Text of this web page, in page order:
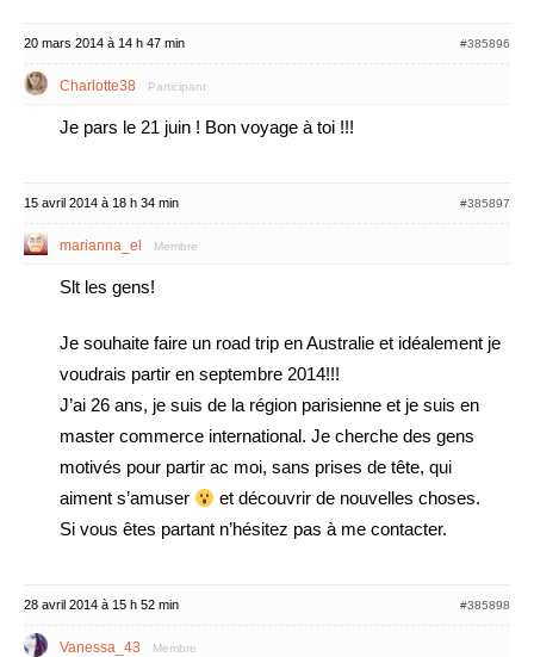
20 mars 2014 à 14 h 47 min #385896
Charlotte38 Participant
Je pars le 21 juin ! Bon voyage à toi !!!
15 avril 2014 à 18 h 34 min #385897
marianna_el Membre
Slt les gens!
Je souhaite faire un road trip en Australie et idéalement je
voudrais partir en septembre 2014!!!
J’ai 26 ans, je suis de la région parisienne et je suis en
master commerce international. Je cherche des gens
motivés pour partir ac moi, sans prises de tête, qui
aiment s’amuser
et découvrir de nouvelles choses.
Si vous êtes partant n’hésitez pas à me contacter.
28 avril 2014 à 15 h 52 min #385898
Vanessa_43 Membre